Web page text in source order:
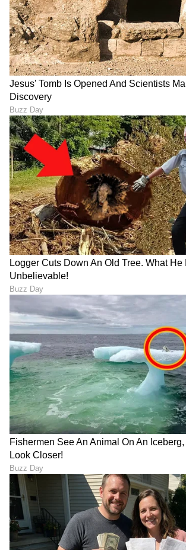
ಕನಕೋತ್ಸವದಲ್ಲಿ ರಿಷಬ್ ಶೆಟ್ಟಿ | Rishab
Shetty speech | Suvarna News
ಶೇ.50 ರಿಂದ ಶೇ.18 ಕ್ಕೆ TAX ಇಳಿಕೆ:
ಟ್ರಂಪ್ ಐತಿಹಾಸಿಕ ಒಪ್ಪಂದ | India US
Trade Deal | Party Rounds